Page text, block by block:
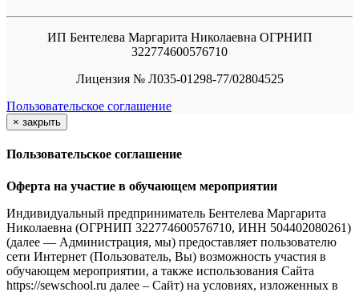
ИП Бентелева Маргарита Николаевна ОГРНИП
322774600576710
Лицензия № Л035-01298-77/02804525
Пользовательское соглашение
× закрыть
Пользовательское соглашение
Оферта на участие в обучающем мероприятии
Индивидуальный предприниматель Бентелева Маргарита
Николаевна (ОГРНИП 322774600576710, ИНН 504402080261)
(далее — Администрация, мы) предоставляет пользователю
сети Интернет (Пользователь, Вы) возможность участия в
обучающем мероприятии, а также использования Сайта
https://sewschool.ru далее – Сайт) на условиях, изложенных в